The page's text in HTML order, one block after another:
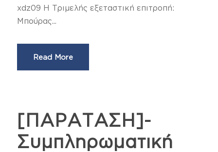
xdz09 Η Τριμελής εξεταστική επιτροπή:
Μπούρας...
Read More
[ΠΑΡΑΤΑΣΗ]-
Συμπληρωματική